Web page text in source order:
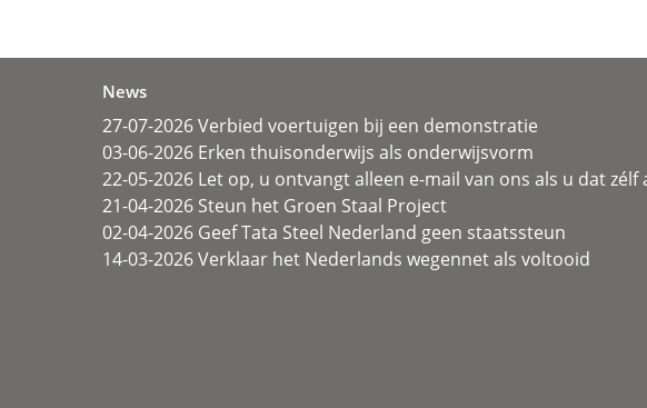
News
27-07-2026 Verbied voertuigen bij een demonstratie
03-06-2026 Erken thuisonderwijs als onderwijsvorm
22-05-2026 Let op, u ontvangt alleen e-mail van ons als u dat zélf
21-04-2026 Steun het Groen Staal Project
02-04-2026 Geef Tata Steel Nederland geen staatssteun
14-03-2026 Verklaar het Nederlands wegennet als voltooid